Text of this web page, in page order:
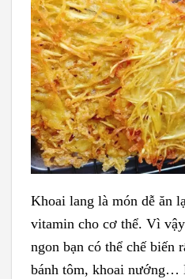
Khoai lang là món dễ ăn
vitamin cho cơ thể. Vì
ngon bạn có thể chế biến
bánh tôm, khoai nướng…